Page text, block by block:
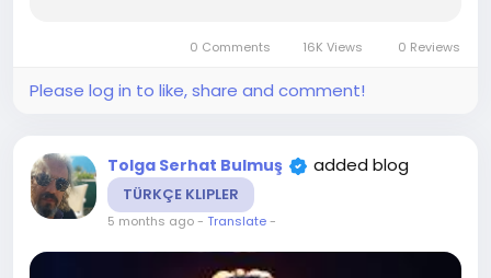
0 Comments 16K Views 0 Reviews
Please log in to like, share and comment!
Tolga Serhat Bulmuş added blog
TÜRKÇE KLIPLER
5 months ago- Translate-